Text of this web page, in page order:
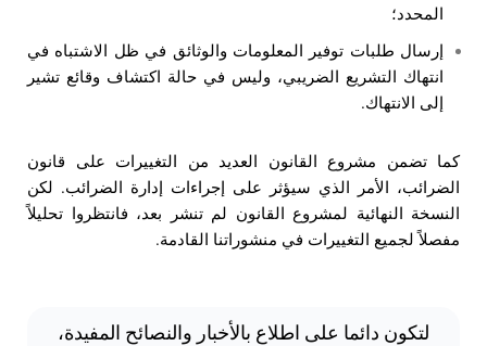
المحدد؛
إرسال طلبات توفير المعلومات والوثائق في ظل الاشتباه في
انتهاك التشريع الضريبي، وليس في حالة اكتشاف وقائع تشير
إلى الانتهاك.
كما تضمن مشروع القانون العديد من التغييرات على قانون
الضرائب، الأمر الذي سيؤثر على إجراءات إدارة الضرائب. لكن
النسخة النهائية لمشروع القانون لم تنشر بعد، فانتظروا تحليلاً
مفصلاً لجميع التغييرات في منشوراتنا القادمة.
لتكون دائما على اطلاع بالأخبار والنصائح المفيدة،